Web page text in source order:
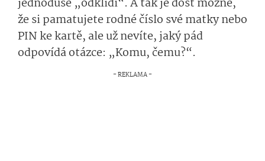
jednoduše „odklidí“. A tak je dost možné,
že si pamatujete rodné číslo své matky nebo
PIN ke kartě, ale už nevíte, jaký pád
odpovídá otázce: „Komu, čemu?“.